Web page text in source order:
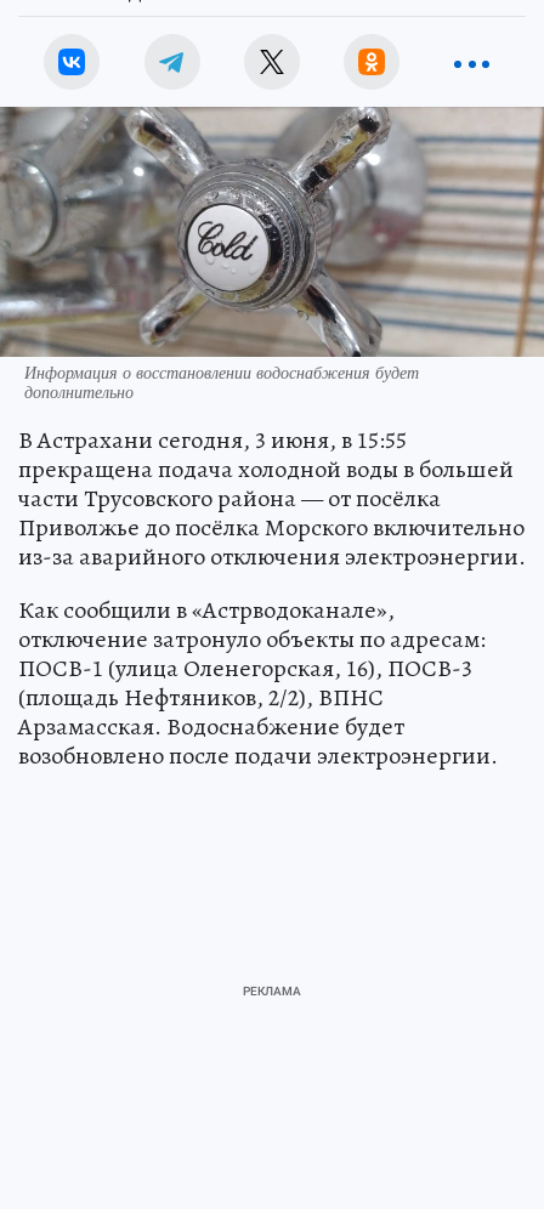
Информация о восстановлении водоснабжения будет
дополнительно
В Астрахани сегодня, 3 июня, в 15:55
прекращена подача холодной воды в большей
части Трусовского района — от посёлка
Приволжье до посёлка Морского включительно
из-за аварийного отключения электроэнергии.
Как сообщили в «Астрводоканале»,
отключение затронуло объекты по адресам:
ПОСВ-1 (улица Оленегорская, 16), ПОСВ-3
(площадь Нефтяников, 2/2), ВПНС
Арзамасская. Водоснабжение будет
возобновлено после подачи электроэнергии.